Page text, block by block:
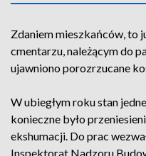
Zdaniem mieszkańców, to
cmentarzu, należącym do
ujawniono porozrzucane
W ubiegłym roku stan
konieczne było
ekshumacji. Do prac
Inspektorat Nadzoru